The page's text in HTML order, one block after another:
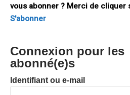
vous abonner ? Merci de
S'abonner
Connexion pour les
abonné(e)s
Identifiant ou e-mail